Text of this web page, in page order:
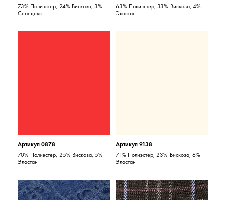
73% Полиэстер, 24% Вискоза, 3%
Спандекс
63% Полиэстер, 33% Вискоза, 4%
Эластан
Артикул 0878
70% Полиэстер, 25% Вискоза, 5%
Эластан
Артикул 9138
71% Полиэстер, 23% Вискоза, 6%
Эластан